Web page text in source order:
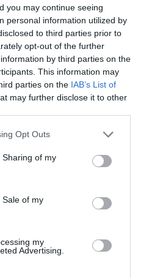
you may continue seeing
personal information utilized by
to third parties prior to
opt-out of the further
by third parties on the
This information may
parties on the IAB’s List of
may further disclose it to other
Opt Outs
of my
of my
my
Advertising.